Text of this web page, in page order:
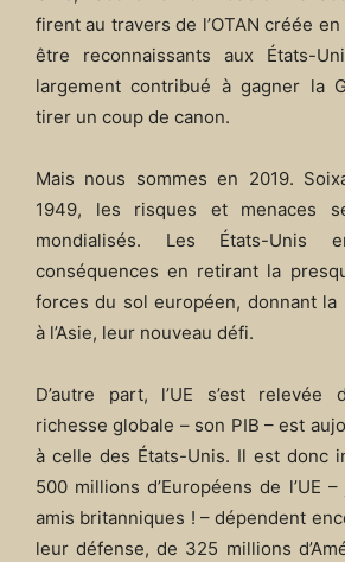
firent au travers de l’OTAN créée
être reconnaissants aux États-
largement contribué à gagner la
tirer un coup de canon.
Mais nous sommes en 2019.
1949, les risques et menaces
mondialisés. Les États-
conséquences en retirant la
forces du sol européen, donnant
à l’Asie, leur nouveau défi.
D’autre part, l’UE s’est
richesse globale – son PIB – est
à celle des États-Unis. Il est donc
500 millions d’Européens de l’UE
amis britanniques ! – dépendent
leur défense, de 325 millions